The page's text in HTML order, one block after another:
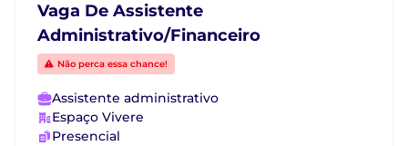
Vaga De Assistente
Administrativo/Financeiro
Não perca essa chance!
Assistente administrativo
Espaço Vivere
Presencial